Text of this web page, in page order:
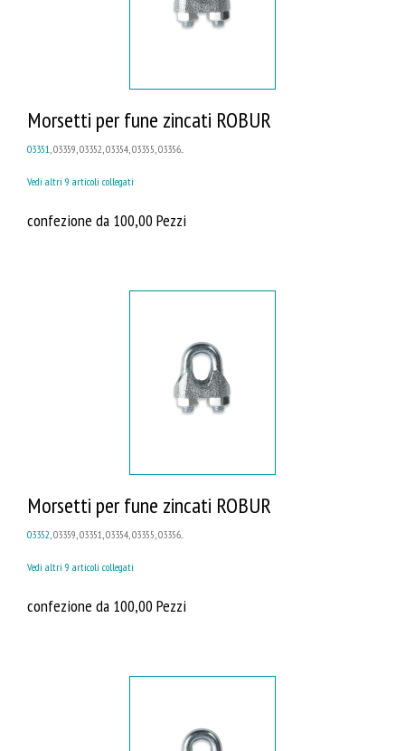
Morsetti per fune zincati ROBUR
03351 , 03359, 03352, 03354, 03355, 03356...
Vedi altri 9 articoli collegati
confezione da 100,00 Pezzi
Morsetti per fune zincati ROBUR
03352, 03359, 03351, 03354, 03355, 03356...
Vedi altri 9 articoli collegati
confezione da 100,00 Pezzi